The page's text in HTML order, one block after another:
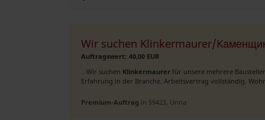
Wir suchen Klinkermaurer/
Auftragswert: 40,00 EUR
.. Wir suchen Klinkermaurer für unsere mehrere
Erfahrung in der Branche. Arbeitsvertrag vollständig.
Premium-Auftrag in 59423, Unna